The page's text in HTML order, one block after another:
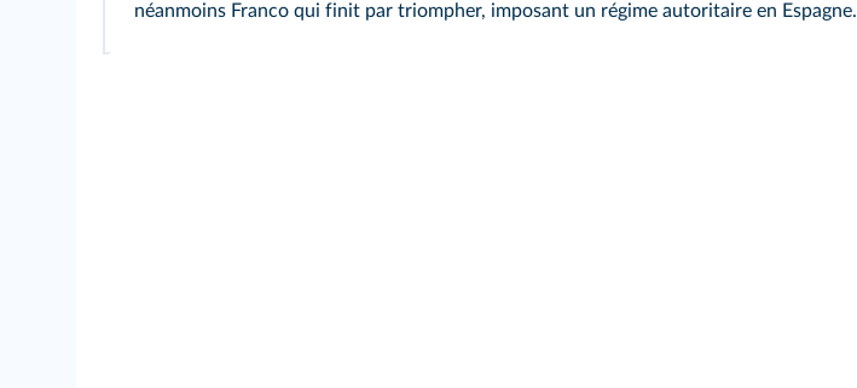
néanmoins Franco qui finit par triompher, imposant un régime autoritaire en Espagne.